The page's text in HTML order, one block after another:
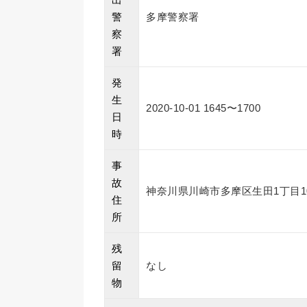
警
察
署
多摩警察署
発
生
日
時
2020-10-01 1645〜1700
事
故
住
所
神奈川県川崎市多摩区生田1丁目
残
留
物
なし